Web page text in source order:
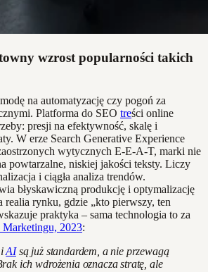
wzrost popularności takich
na automatyzację czy pogoń za
Platforma do SEO treści online
presji na efektywność, skalę i
W erze Search Generative Experience
wytycznych E-E-A-T, marki nie
powtarzalne, niskiej jakości teksty. Liczy
i ciągła analiza trendów.
błyskawiczną produkcję i optymalizację
realia rynku, gdzie „kto pierwszy, ten
praktyka – sama technologia to za
Marketingu, 2023:
iAIsą już standardem, a nie przewagą
ich wdrożenia oznacza stratę, ale